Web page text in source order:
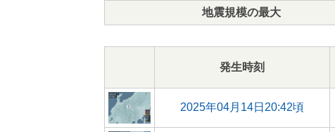
地震規模の最大
発生時刻
2025年04月14日20:42頃